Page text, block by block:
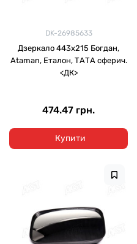
DK-26985633
Дзеркало 443х215 Богдан,
Ataman, Еталон, ТАТА сферич.
<ДК>
474.47 грн.
Купити